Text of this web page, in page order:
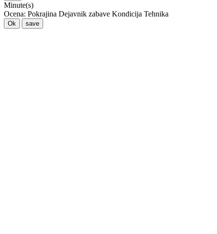
Minute(s)
Ocena: Pokrajina Dejavnik zabave Kondicija Tehnika
Ok save